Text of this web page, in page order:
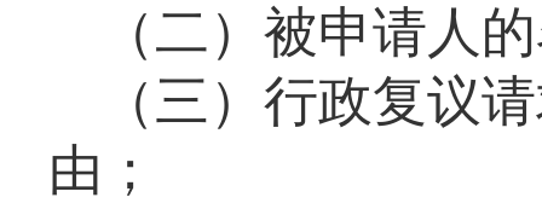
（二）被申请人
（三）行政复议
由；